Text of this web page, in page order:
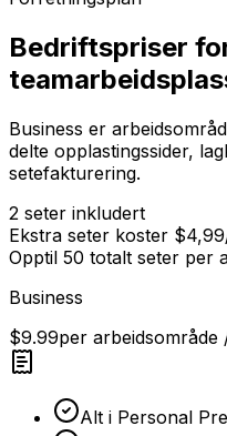
Bedriftspriser
Business er
delte opplastingssider,
setefakturering.
2 seter inkludert
Ekstra seter koster
Opptil 50 totalt seter per
Business
$9.99per arbeidsområde
Alt i Personal